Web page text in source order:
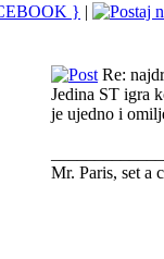
|
Re:
Jedina ST igra
je ujedno i
Mr. Paris, set a